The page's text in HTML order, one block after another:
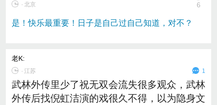
∙ 北京 6
是！快乐最重要！日子是自己过自己知道，对不？
老K:
∙江苏 1
武林外传里少了祝无双会流失很多观众，武林
外传后找倪虹洁演的戏很久不得，以为隐身文